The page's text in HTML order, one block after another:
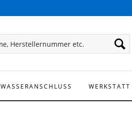
WASSERANSCHLUSS